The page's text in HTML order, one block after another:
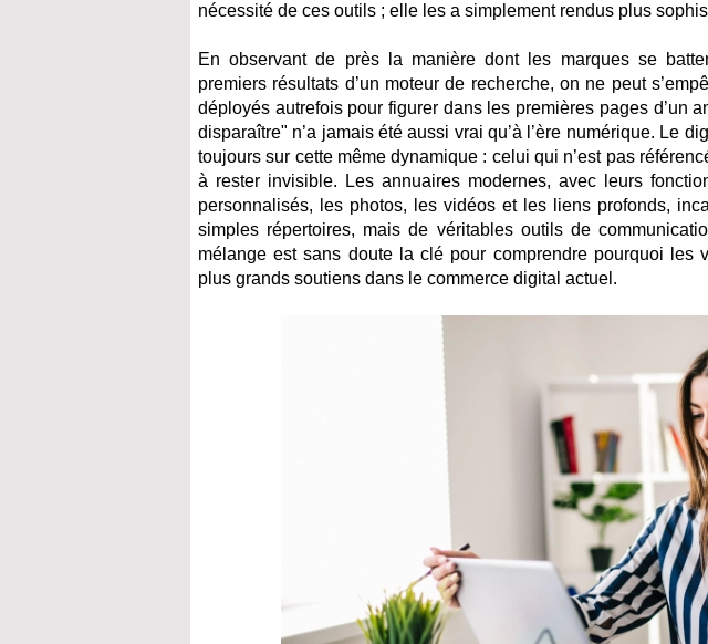
nécessité de ces outils ; elle les a simplement rendus plus
En observant de près la manière dont les marques se
premiers résultats d’un moteur de recherche, on ne peut
déployés autrefois pour figurer dans les premières pages d’un
disparaître" n’a jamais été aussi vrai qu’à l’ère numérique. Le
toujours sur cette même dynamique : celui qui n’est pas
à rester invisible. Les annuaires modernes, avec leurs
personnalisés, les photos, les vidéos et les liens profonds,
simples répertoires, mais de véritables outils de
mélange est sans doute la clé pour comprendre pourquoi les
plus grands soutiens dans le commerce digital actuel.